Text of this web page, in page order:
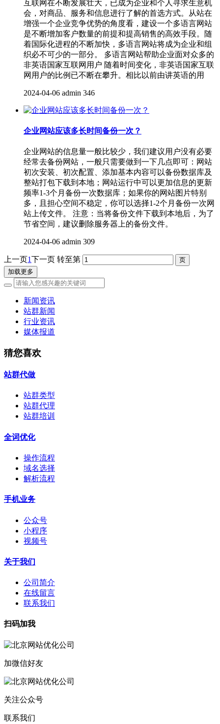
互联网在不断发展壮大，已成为企业和个人寻求生意机
会，对商品、服务和信息进行了解的首选方式。从站在
增强一个企业竞争优势的角度看，建设一个多语言网站
是不断增加客户数量的前提和提高销售的高效手段。随
着国际化进程的不断加快，多语言网站将成为企业和组
织必不可少的一部分。 多语言网站帮助企业面对众多的
非英语国家互联网用户 随着时间变化，非英语国家互联
网用户的比例已不断在攀升。相比以前由讲英语的用
2024-04-06 admin 346
企业网站应该多长时间备份一次？
企业网站的信息量一般比较少，我们建议用户没有必要
经常去备份网站，一般只需要做到一下几点即可：网站
初次安装、初次配置、添加基本内容可以备份数据库及
整站打包下载到本地；网站运行中可以更加信息的更新
频率1-3个月备份一次数据库；如果你的网站图片特别
多，且担心空间不稳定，你可以选择1-2个月备份一次网
站上传文件。 注意：当将备份文件下载到本地后，为了
节省空间，建议删除服务器上的备份文件。
2024-04-06 admin 309
上一页1下一页 转至第
加载更多
新闻资讯
站群新闻
行业资讯
媒体报道
猜您喜欢
站群代做
站群类型
站群代理
站群培训
全词优化
操作流程
域名选择
解析流程
手机业务
公众号
小程序
视频号
关于我们
公司简介
在线留言
联系我们
扫码加我
加微信好友
关注公众号
联系我们